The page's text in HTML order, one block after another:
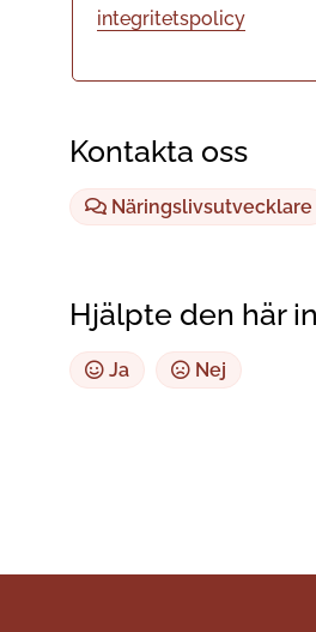
integritetspolicy
Kontakta oss
Näringslivsutvecklare
Hjälpte den här
Ja Nej